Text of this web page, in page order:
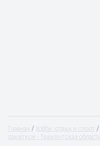
Главная Хобби, отдых и спорт
ракеткой - Ташкентская область